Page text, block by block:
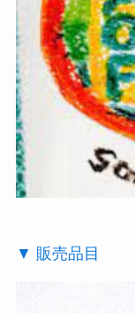
▼ 販売品目